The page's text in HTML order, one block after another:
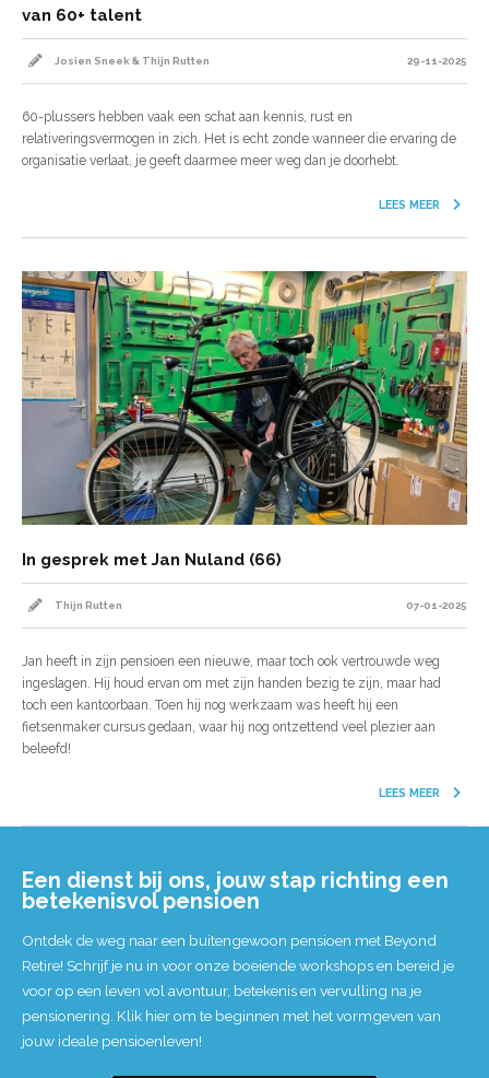
van 60+ talent
Josien Sneek & Thijn Rutten 29-11-2025
60-plussers hebben vaak een schat aan kennis, rust en
relativeringsvermogen in zich. Het is echt zonde wanneer die ervaring de
organisatie verlaat, je geeft daarmee meer weg dan je doorhebt.
LEES MEER
In gesprek met Jan Nuland (66)
Thijn Rutten 07-01-2025
Jan heeft in zijn pensioen een nieuwe, maar toch ook vertrouwde weg
ingeslagen. Hij houd ervan om met zijn handen bezig te zijn, maar had
toch een kantoorbaan. Toen hij nog werkzaam was heeft hij een
fietsenmaker cursus gedaan, waar hij nog ontzettend veel plezier aan
beleefd!
LEES MEER
Een dienst bij ons, jouw stap richting een
betekenisvol pensioen
Ontdek de weg naar een buitengewoon pensioen met Beyond
Retire! Schrijf je nu in voor onze boeiende workshops en bereid je
voor op een leven vol avontuur, betekenis en vervulling na je
pensionering. Klik hier om te beginnen met het vormgeven van
jouw ideale pensioenleven!